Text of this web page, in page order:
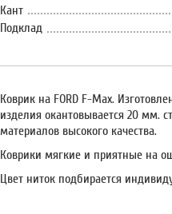
Кант
Подклад
Коврик на FORD F-Max.
изделия окантовывается 20 мм.
материалов высокого качества.
Коврики мягкие и приятные на
Цвет ниток подбирается